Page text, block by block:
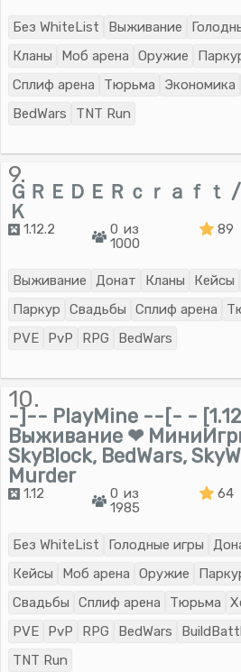
Без WhiteList Выживание
Кланы
Моб арена Оружие
Сплиф арена
Тюрьма Экономика
BedWars
TNT Run
9.
ＧＲＥＤＥＲｃｒａｆｔ
Ｋ
1.12.2
0 из
1000
89
Выживание Донат Кланы Кейсы
Паркур
Свадьбы Сплиф арена
PVE
PvP RPG BedWars
10.
-]-- PlayMine --[- -
Выживание ❤
SkyBlock, BedWars,
Murder
1.12
0 из
1985
64
Без WhiteList Голодные игры
Кейсы
Моб арена Оружие
Свадьбы
Сплиф арена Тюрьма
PVE
PvP RPG BedWars
TNT Run